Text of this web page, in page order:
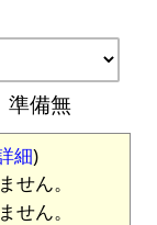
準備無
細)
せん。
せん。